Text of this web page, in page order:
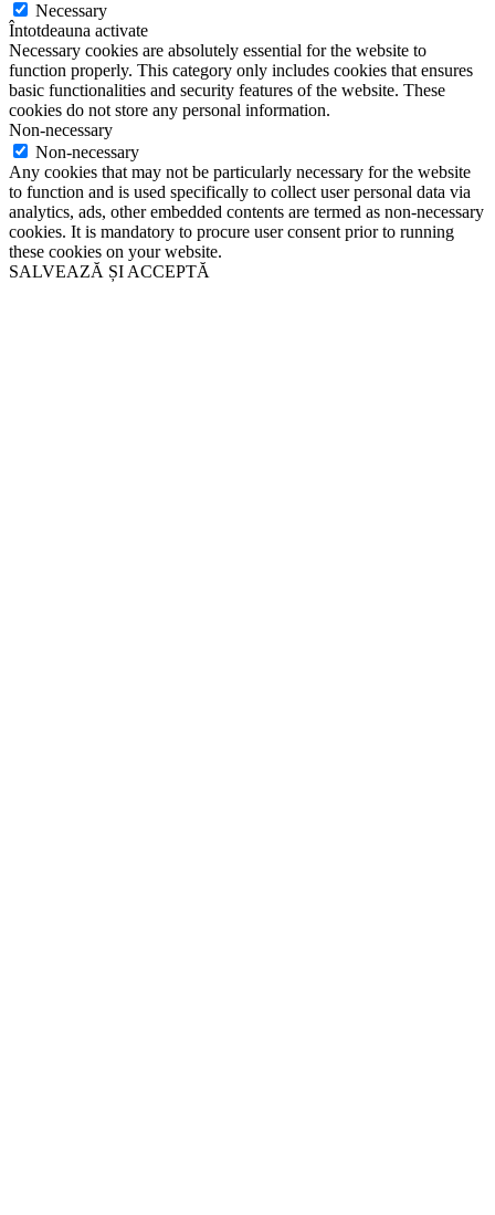
Necessary
Întotdeauna activate
Necessary cookies are absolutely essential for the website to
function properly. This category only includes cookies that ensures
basic functionalities and security features of the website. These
cookies do not store any personal information.
Non-necessary
Non-necessary
Any cookies that may not be particularly necessary for the website
to function and is used specifically to collect user personal data via
analytics, ads, other embedded contents are termed as non-necessary
cookies. It is mandatory to procure user consent prior to running
these cookies on your website.
SALVEAZĂ ȘI ACCEPTĂ